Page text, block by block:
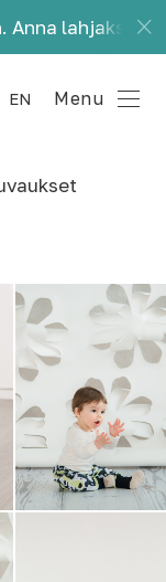
lahjaksi
EN Menu